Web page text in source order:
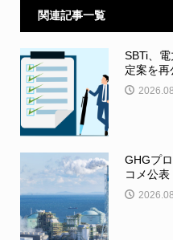
関連記事一覧
SBTi、
定案を再
GHGプ
コメ公